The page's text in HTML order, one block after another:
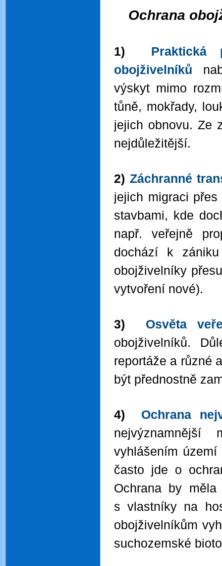
Ochrana
1)
obojživelníků
výskyt mimo
tůně, mokřady,
jejich obnovu. Ze
nejdůležitější.
2) Záchranné
jejich migraci
stavbami, kde
např. veřejně
dochází k
obojživelníky
vytvoření nové).
3) Osvěta
obojživelníků.
reportáže a různé
být přednostně
4) Ochrana
vyhlášením území
často jde o
Ochrana by měla
s vlastníky na
obojživelníkům
suchozemské